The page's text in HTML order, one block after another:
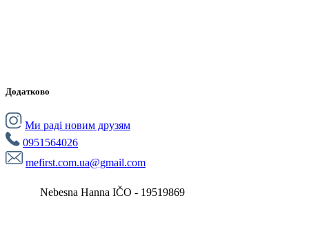
Додатково
Ми раді новим друзям
0951564026
mefirst.com.ua@gmail.com
Nebesna Hanna IČO - 19519869